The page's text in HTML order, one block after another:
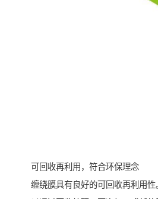
可回收再利用，符合环保理念
缠绕膜具有良好的可回收再利用性